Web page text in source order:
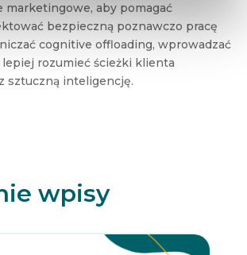
w
s
l
e
t
t
marketingowe, aby pomagać
bezpieczną poznawczo pracę
cognitive offloading, wprowadzać
rozumieć ścieżki klienta
sztuczną inteligencję.
wpisy